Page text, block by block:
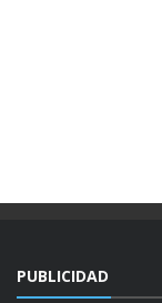
PUBLICIDAD